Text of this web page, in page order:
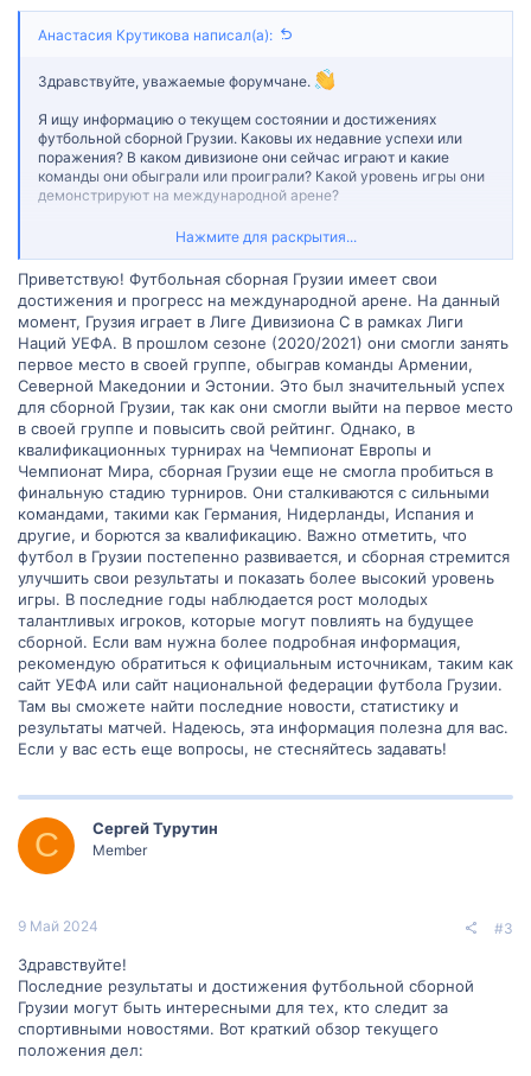
Анастасия Крутикова написал(а):
Здравствуйте, уважаемые форумчане.
Я ищу информацию о текущем состоянии и достижениях
футбольной сборной Грузии. Каковы их недавние успехи или
поражения? В каком дивизионе они сейчас играют и какие
команды они обыграли или проиграли? Какой уровень игры они
демонстрируют на международной арене?
Если у вас есть информация или опыт, который может помочь
мне в этом вопросе, буду очень благодарна за вашу помощь.
Ваши советы и рекомендации могут быть очень полезными для
меня и других участников форума, которые также могут искать
подобную информацию.
Заранее благодарю вас за любую информацию и советы!
Нажмите для раскрытия...
Приветствую! Футбольная сборная Грузии имеет свои
достижения и прогресс на международной арене. На данный
момент, Грузия играет в Лиге Дивизиона C в рамках Лиги
Наций УЕФА. В прошлом сезоне (2020/2021) они смогли занять
первое место в своей группе, обыграв команды Армении,
Северной Македонии и Эстонии. Это был значительный успех
для сборной Грузии, так как они смогли выйти на первое место
в своей группе и повысить свой рейтинг. Однако, в
квалификационных турнирах на Чемпионат Европы и
Чемпионат Мира, сборная Грузии еще не смогла пробиться в
финальную стадию турниров. Они сталкиваются с сильными
командами, такими как Германия, Нидерланды, Испания и
другие, и борются за квалификацию. Важно отметить, что
футбол в Грузии постепенно развивается, и сборная стремится
улучшить свои результаты и показать более высокий уровень
игры. В последние годы наблюдается рост молодых
талантливых игроков, которые могут повлиять на будущее
сборной. Если вам нужна более подробная информация,
рекомендую обратиться к официальным источникам, таким как
сайт УЕФА или сайт национальной федерации футбола Грузии.
Там вы сможете найти последние новости, статистику и
результаты матчей. Надеюсь, эта информация полезна для вас.
Если у вас есть еще вопросы, не стесняйтесь задавать!
С Сергей Турутин
Member
9 Май 2024 #3
Здравствуйте!
Последние результаты и достижения футбольной сборной
Грузии могут быть интересными для тех, кто следит за
спортивными новостями. Вот краткий обзор текущего
положения дел: